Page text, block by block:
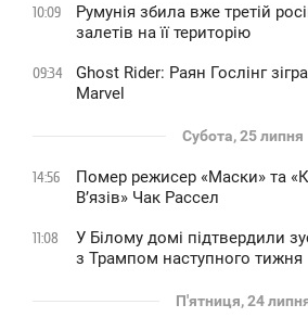
10:09
Румунія збила вже третій
залетів на її територію
09:34
Ghost Rider: Раян Гослінг
Marvel
Субота, 25 липня
14:56
Помер режисер «Маски» та
В’язів» Чак Рассел
11:08
У Білому домі підтвердили
з Трампом наступного тижня
П'ятниця, 24